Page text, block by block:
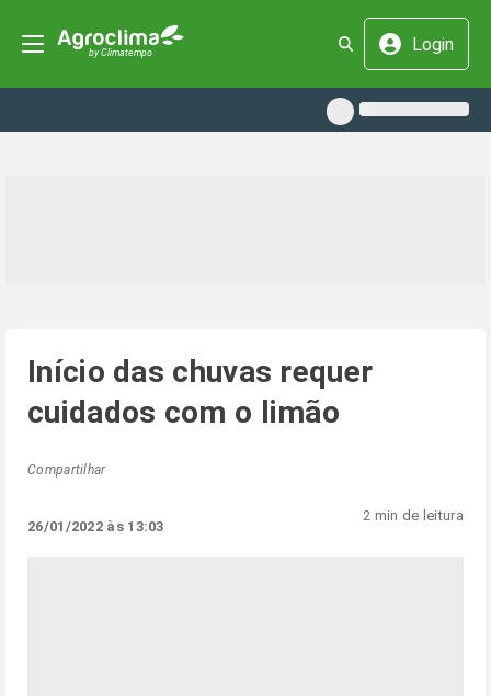
Login
Início das chuvas requer
cuidados com o limão
Compartilhar
26/01/2022 às 13:03
2 min de leitura